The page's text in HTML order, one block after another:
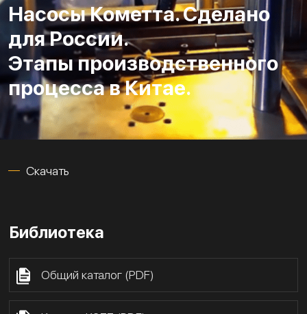
Насосы Кометта. Сделано
для России.
Этапы производственного
процесса в Китае.
Скачать
Библиотека
Общий каталог (PDF)